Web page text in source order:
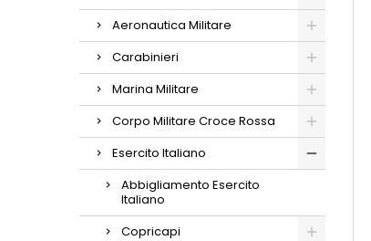
Aeronautica Militare
Carabinieri
Marina Militare
Corpo Militare Croce Rossa
Esercito Italiano
Abbigliamento Esercito
Italiano
Copricapi